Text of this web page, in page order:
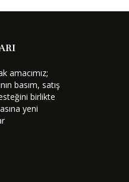
amacımız;
basım, satış
birlikte
yeni